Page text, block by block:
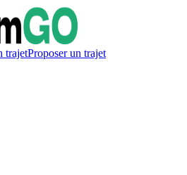
trajetProposer un trajet